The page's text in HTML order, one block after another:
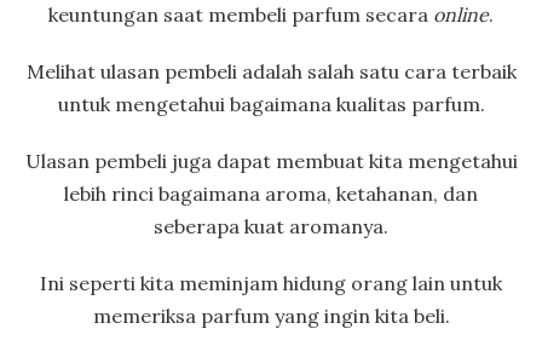
keuntungan saat membeli parfum secara online.
Melihat ulasan pembeli adalah salah satu cara terbaik
untuk mengetahui bagaimana kualitas parfum.
Ulasan pembeli juga dapat membuat kita mengetahui
lebih rinci bagaimana aroma, ketahanan, dan
seberapa kuat aromanya.
Ini seperti kita meminjam hidung orang lain untuk
memeriksa parfum yang ingin kita beli.